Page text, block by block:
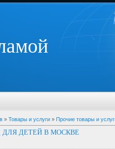
» Товары и услуги » Прочие товары и
ДЛЯ ДЕТЕЙ В МОСКВЕ